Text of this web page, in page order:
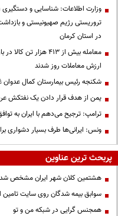
در استان کرمان
معامله بیش از ۴۱۳
ارزش معاملات روز شدند
شکنجه رئیس بیمارستان کمال عدوان
یمن از هدف قرار دادن یک نفتکش
ترامپ: ترجیح می‌دهم با ایران به
ونس: ایرانی‌ها طرف بسیار دشواری
پربحث ترین عناوین
هشتمین کلان شهر ایران مشخص شد
سوابق بیمه شدگان روی سایت تامین
همجنس گرایی در شبکه من و تو